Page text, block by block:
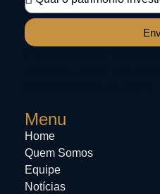
Menu
Home
Quem Somos
Equipe
Notícias